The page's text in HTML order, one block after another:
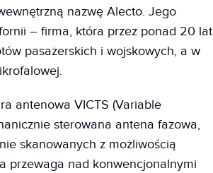
nazwę Alecto. Jego
– firma, która przez ponad 20 lat
pasażerskich i wojskowych, a w
antenowa VICTS (Variable
sterowana antena fazowa,
skanowanych z możliwością
przewaga nad konwencjonalnymi